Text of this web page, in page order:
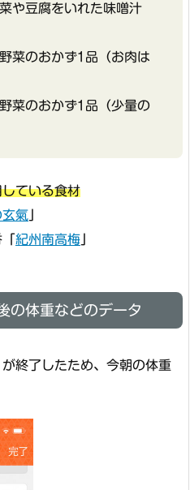
や豆腐をいれた味噌汁
菜のおかず1品（お肉は
菜のおかず1品（少量の
ている食材
玄氣
紀州南高梅
の体重などのデータ
終了したため、今朝の体重